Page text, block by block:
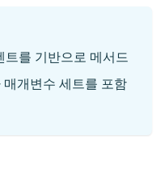
를 기반으로 메서드
개변수 세트를 포함